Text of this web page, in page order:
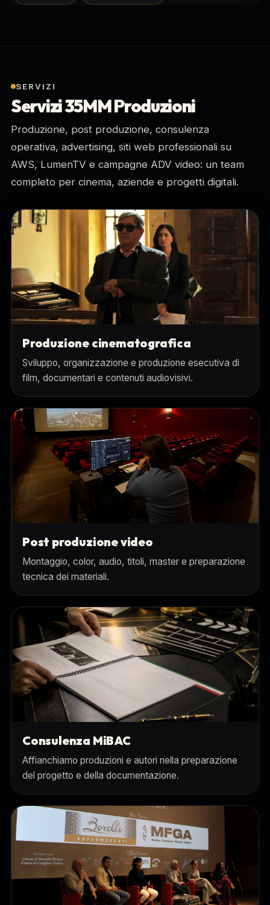
SERVIZI
Servizi 35MM Produzioni
Produzione, post produzione, consulenza
operativa, advertising, siti web professionali su
AWS, LumenTV e campagne ADV video: un team
completo per cinema, aziende e progetti digitali.
Produzione cinematografica
Sviluppo, organizzazione e produzione esecutiva di
film, documentari e contenuti audiovisivi.
Post produzione video
Montaggio, color, audio, titoli, master e preparazione
tecnica dei materiali.
Consulenza MiBAC
Affianchiamo produzioni e autori nella preparazione
del progetto e della documentazione.